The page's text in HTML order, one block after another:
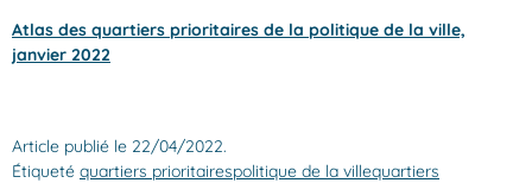
Atlas des quartiers prioritaires de la politique de la ville,
janvier 2022
Article publié le 22/04/2022.
Étiqueté quartiers prioritairespolitique de la villequartiers